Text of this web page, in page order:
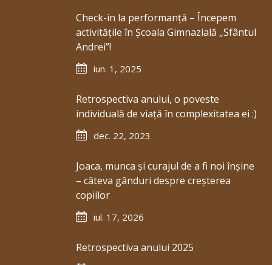
Check-in la performanță – Începem
activitățile în Școala Gimnazială „Sfântul
Andrei”!
iun. 1, 2025
Retrospectiva anului, o poveste
individuală de viață în complexitatea ei :)
dec. 22, 2023
Joaca, munca și curajul de a fi noi înșine
– câteva gânduri despre creșterea
copiilor
iul. 17, 2026
Retrospectiva anului 2025